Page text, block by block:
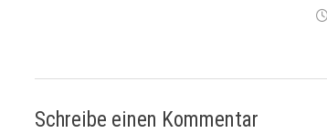
Schreibe einen Kommentar